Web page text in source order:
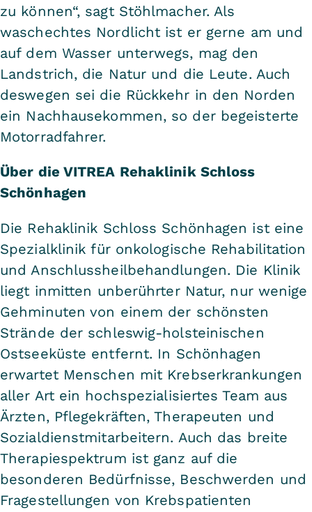
zu können“, sagt Stöhlmacher. Als
waschechtes Nordlicht ist er gerne am und
auf dem Wasser unterwegs, mag den
Landstrich, die Natur und die Leute. Auch
deswegen sei die Rückkehr in den Norden
ein Nachhausekommen, so der begeisterte
Motorradfahrer.
Über die VITREA Rehaklinik Schloss
Schönhagen
Die Rehaklinik Schloss Schönhagen ist eine
Spezialklinik für onkologische Rehabilitation
und Anschlussheilbehandlungen. Die Klinik
liegt inmitten unberührter Natur, nur wenige
Gehminuten von einem der schönsten
Strände der schleswig-holsteinischen
Ostseeküste entfernt. In Schönhagen
erwartet Menschen mit Krebserkrankungen
aller Art ein hochspezialisiertes Team aus
Ärzten, Pflegekräften, Therapeuten und
Sozialdienstmitarbeitern. Auch das breite
Therapiespektrum ist ganz auf die
besonderen Bedürfnisse, Beschwerden und
Fragestellungen von Krebspatienten